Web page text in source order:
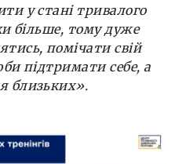
у стані тривалого
більше, тому дуже
помічати свій
підтримати себе, а
близьких».